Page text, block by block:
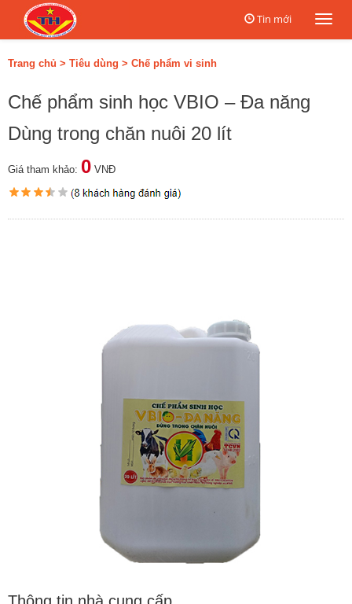
Tin mới
Trang chủ > Tiêu dùng > Chế phẩm vi sinh
Chế phẩm sinh học VBIO – Đa năng
Dùng trong chăn nuôi 20 lít
Giá tham khảo: 0 VNĐ